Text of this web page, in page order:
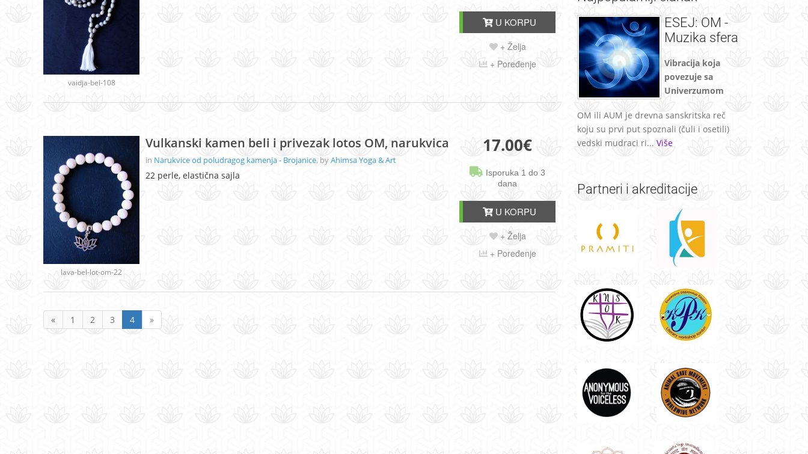
vaidja-bel-108
U KORPU
+ Želja
+ Poređenje
lava-bel-lot-om-22
Vulkanski kamen beli i privezak lotos OM, narukvica
in Narukvice od poludragog kamenja - Brojanice, byAhimsa Yoga & Art
22 perle, elastična sajla
17.00€
Isporuka 1 do 3
dana
U KORPU
+ Želja
+ Poređenje
« 1 2 3 4 »
ESEJ: OM -
Muzika sfera
Vibracija koja
povezuje sa
Univerzumom
OM ili AUM je drevna sanskritska reč
koju su prvi put spoznali (čuli i osetili)
vedski mudraci ri... Više
Partneri i akreditacije